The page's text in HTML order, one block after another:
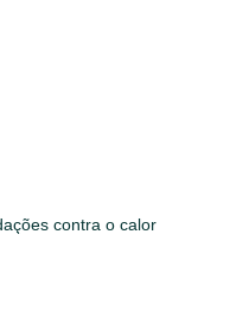
contra o calor